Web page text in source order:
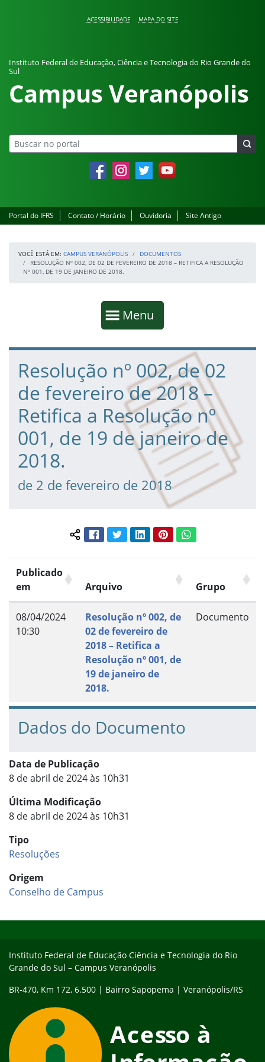
ACESSIBILIDADE MAPA DO SITE
Instituto Federal de Educação, Ciência e Tecnologia do Rio Grande do
Sul
Campus Veranópolis
FacebookInstagramTwitter YouTube
Portal do IFRS Contato / Horário Ouvidoria Site Antigo
VOCÊ ESTÁ EM: CAMPUS VERANÓPOLIS
DOCUMENTOS
RESOLUÇÃO Nº 002, DE 02 DE FEVEREIRO DE 2018 – RETIFICA A RESOLUÇÃO
Nº 001, DE 19 DE JANEIRO DE 2018.
Mostrar
Menu
Fim da navegação
Início do conteúdo
Resolução nº 002, de 02
de fevereiro de 2018 –
Retifica a Resolução nº
001, de 19 de janeiro de
2018.
de 2 de fevereiro de 2018
Compartilhar conteúdo:
FacebookTwitterLinkedInPinterestWhatsApp
Publicado
em
Arquivo Grupo
08/04/2024
10:30
Resolução nº 002, de
02 de fevereiro de
2018 – Retifica a
Resolução nº 001, de
19 de janeiro de
2018.
Documento
Dados do Documento
Data de Publicação
8 de abril de 2024 às 10h31
Última Modificação
8 de abril de 2024 às 10h31
Tipo
Resoluções
Origem
Conselho de Campus
Instituto Federal de Educação Ciência e Tecnologia do Rio
Grande do Sul – Campus Veranópolis
BR-470, Km 172, 6.500 | Bairro Sapopema | Veranópolis/RS